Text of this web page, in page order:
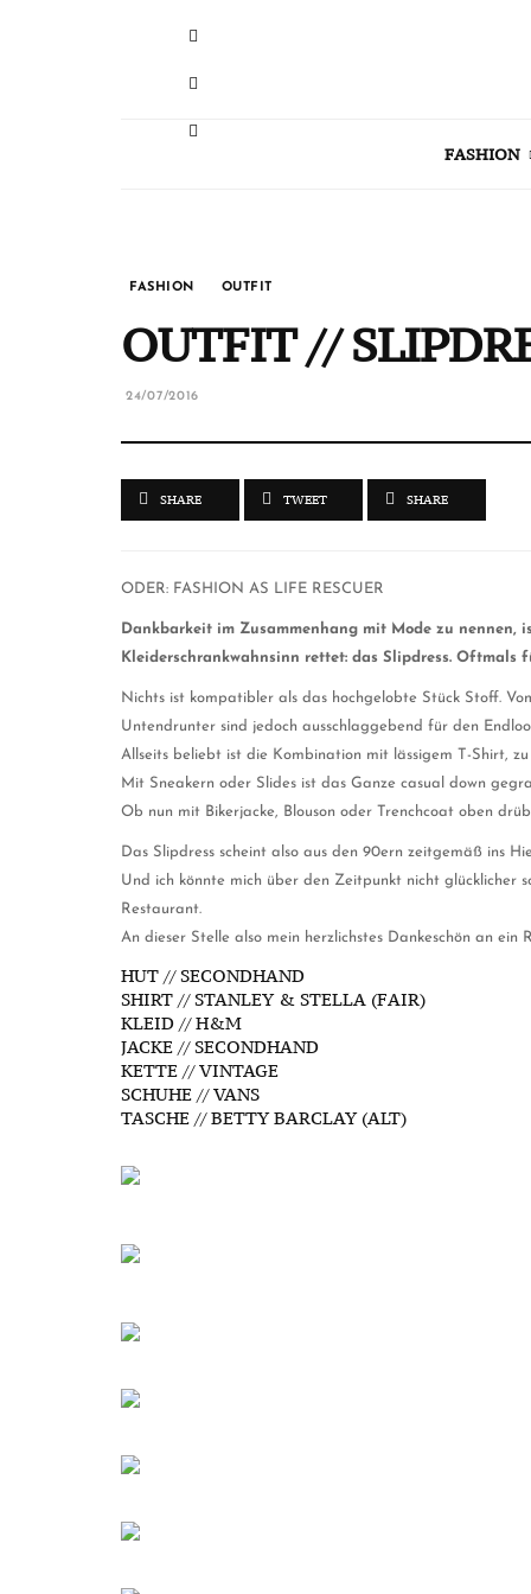
FASHION
FASHION OUTFIT
OUTFIT //
24/07/2016
SHARE TWEET SHARE
ODER: FASHION AS LIFE RESCUER
Dankbarkeit im Zusammenhang mit Mode zu nennen,
Kleiderschrankwahnsinn rettet: das Slipdress. Oftmals
Nichts ist kompatibler als das hochgelobte Stück Stoff.
Untendrunter sind jedoch ausschlaggebend für den
Allseits beliebt ist die Kombination mit lässigem T-Shirt,
Mit Sneakern oder Slides ist das Ganze casual down
Ob nun mit Bikerjacke, Blouson oder Trenchcoat oben
Das Slipdress scheint also aus den 90ern zeitgemäß ins
Und ich könnte mich über den Zeitpunkt nicht glücklicher
Restaurant.
An dieser Stelle also mein herzlichstes Dankeschön an ein
HUT // SECONDHAND
SHIRT // STANLEY & STELLA (FAIR)
KLEID // H&M
JACKE // SECONDHAND
KETTE // VINTAGE
SCHUHE // VANS
TASCHE // BETTY BARCLAY (ALT)